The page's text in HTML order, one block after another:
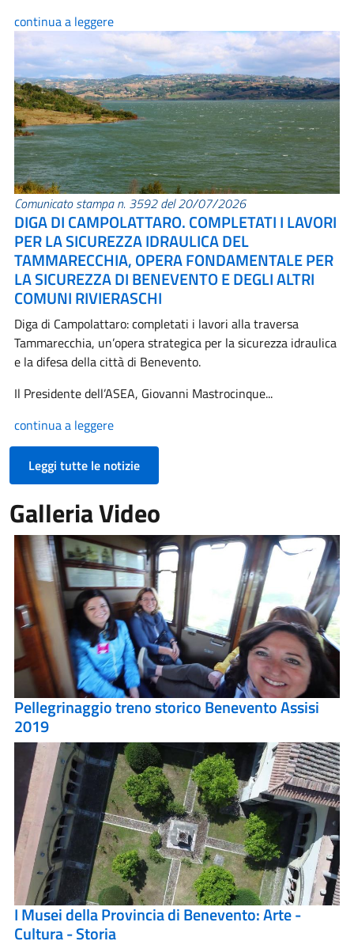
continua a leggere
Comunicato stampa n. 3592 del 20/07/2026
DIGA DI CAMPOLATTARO. COMPLETATI I LAVORI
PER LA SICUREZZA IDRAULICA DEL
TAMMARECCHIA, OPERA FONDAMENTALE PER
LA SICUREZZA DI BENEVENTO E DEGLI ALTRI
COMUNI RIVIERASCHI
Diga di Campolattaro: completati i lavori alla traversa
Tammarecchia, un’opera strategica per la sicurezza idraulica
e la difesa della città di Benevento.
Il Presidente dell’ASEA, Giovanni Mastrocinque...
continua a leggere
Leggi tutte le notizie
Galleria Video
Pellegrinaggio treno storico Benevento Assisi
2019
I Musei della Provincia di Benevento: Arte -
Cultura - Storia